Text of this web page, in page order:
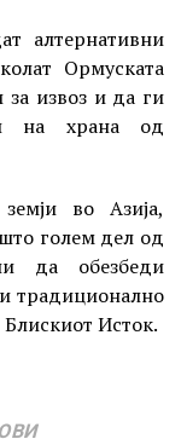
алтернативни
Ормуската
за извоз и да ги
на храна од
во Азија,
голем дел од
да обезбеди
традиционално
Блискиот Исток.